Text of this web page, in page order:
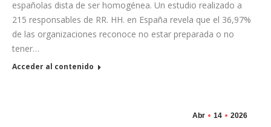
españolas dista de ser homogénea. Un estudio realizado a
215 responsables de RR. HH. en España revela que el 36,97%
de las organizaciones reconoce no estar preparada o no
tener…
Acceder al contenido
Abr 14 2026